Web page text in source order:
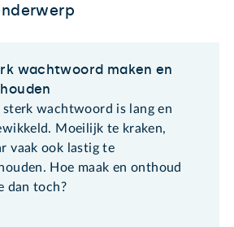
wachtwoord maken en
sterk wachtwoord is lang en
Moeilijk te kraken,
vaak ook lastig te
Hoe maak en onthoud
dan toch?